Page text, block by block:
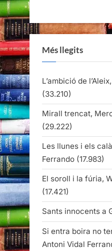
Més llegits
L’ambició de
(33.210)
Mirall trencat,
(29.222)
Les llunes i els
Ferrando (17.983)
El soroll i la fúria,
(17.421)
Sants innocents a
Si entra boira no
Antoni Vidal